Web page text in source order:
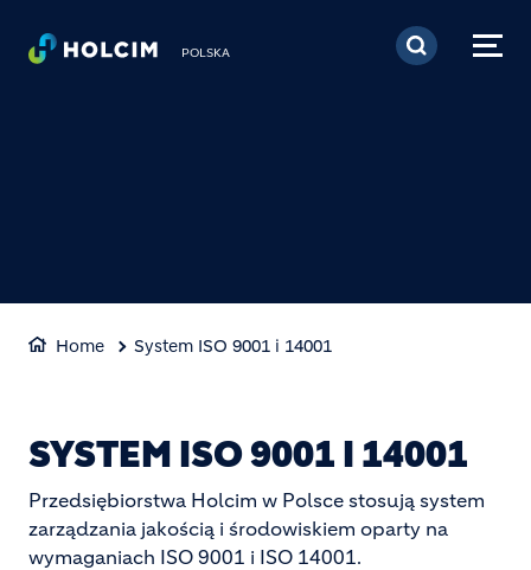
Przejdź do treści
POLSKA
Home System ISO 9001 i 14001
SYSTEM ISO 9001 I 14001
Przedsiębiorstwa Holcim w Polsce stosują system
zarządzania jakością i środowiskiem oparty na
wymaganiach ISO 9001 i ISO 14001.